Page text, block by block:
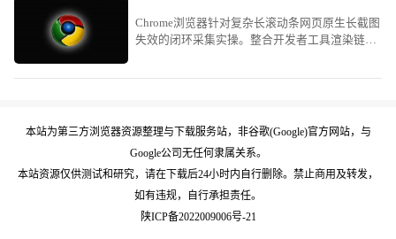
Chrome浏览器针对复杂长滚动条网页原生长截图
失效的闭环采集实操。整合开发者工具渲染链路
本站为第三方浏览器资源整理与下载服务站，非谷歌(Google)官方网站，与
Google公司无任何隶属关系。
本站资源仅供测试和研究，请在下载后24小时内自行删除。禁止商用及转发，
如有违规，自行承担责任。
陕ICP备2022009006号-21